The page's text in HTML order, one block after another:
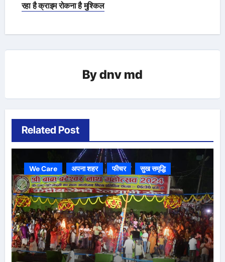
navigation
रहा है क्राइम रोकना है मुश्किल
Bydnv md
Related Post
We Care अपना शहर फीचर सुख समृद्धि